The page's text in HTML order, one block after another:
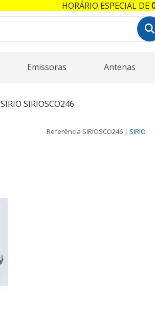
Emissoras Antenas
SIRIO SIRIOSCO246
Referência SIRIOSCO246 | SIRIO
HORÁRIO ESPECIAL DE